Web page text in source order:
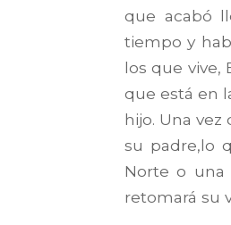
que acabó
tiempo y
los que vive,
que está en
hijo. Una
su padre,lo
Norte o una
retomará su